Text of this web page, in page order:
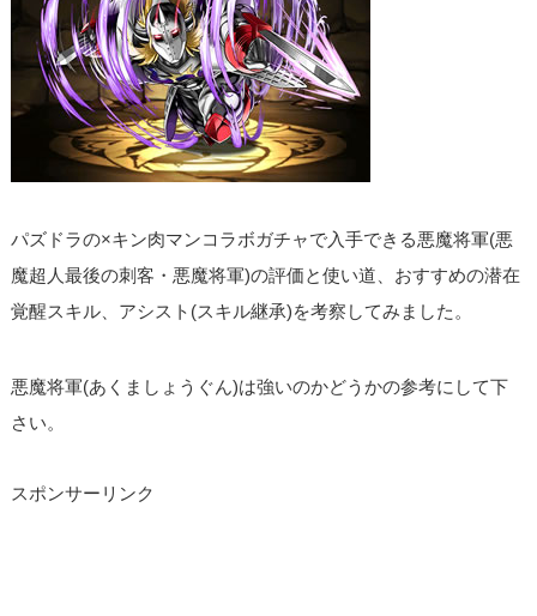
パズドラの×キン肉マンコラボガチャで入手できる悪魔将軍(悪
魔超人最後の刺客・悪魔将軍)の評価と使い道、おすすめの潜在
覚醒スキル、アシスト(スキル継承)を考察してみました。
悪魔将軍(あくましょうぐん)は強いのかどうかの参考にして下
さい。
スポンサーリンク